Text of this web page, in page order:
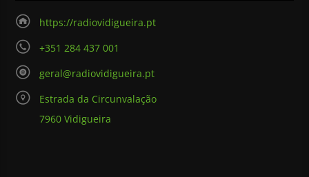
https://radiovidigueira.pt
+351 284 437 001
geral@radiovidigueira.pt
Estrada da Circunvalação
7960 Vidigueira